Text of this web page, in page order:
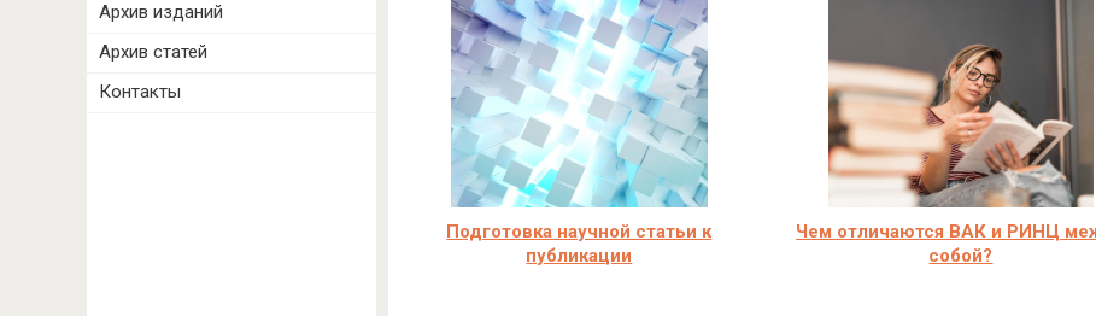
Подготовка научной статьи к
публикации
Чем отличаются ВАК и РИНЦ
собой?
Архив изданий
Архив статей
Контакты